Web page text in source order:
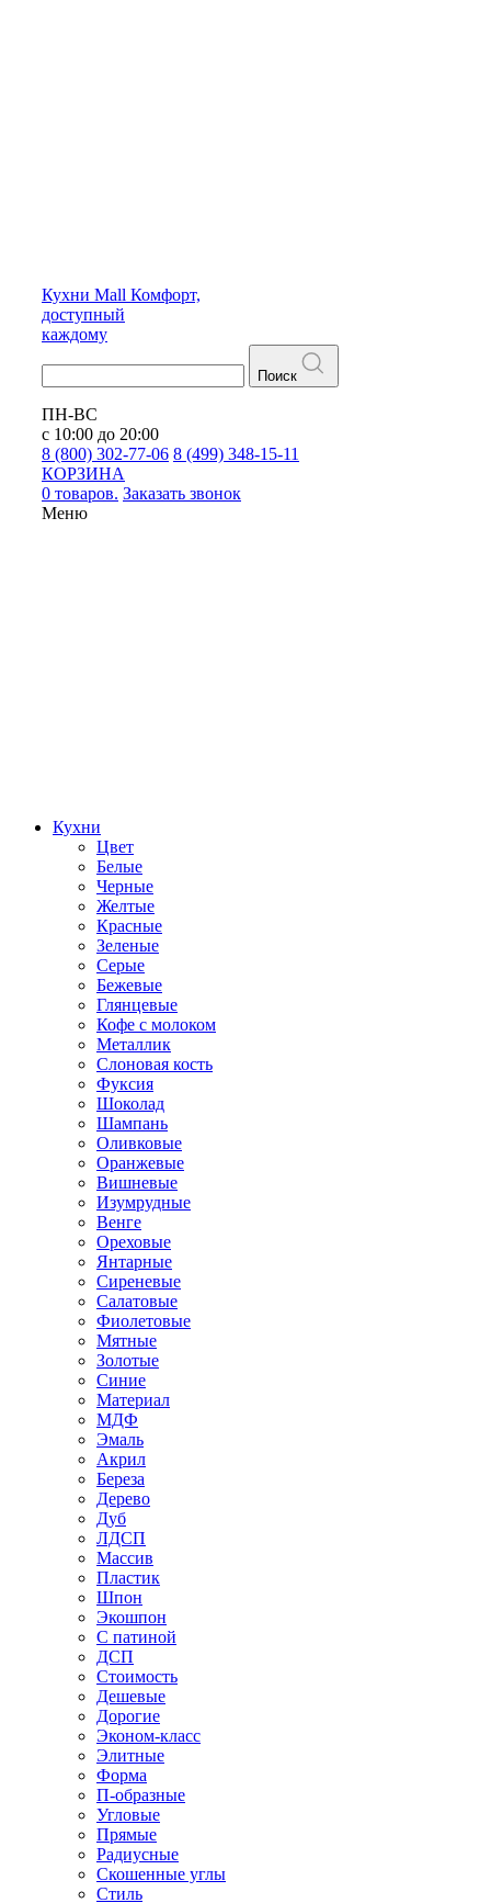
Кухни Mall Комфорт,
доступный
каждому
Поиск
ПН-ВС
с 10:00 до 20:00
8 (800) 302-77-06 8 (499) 348-15-11
КОРЗИНА
0 товаров. Заказать звонок
Меню
Кухни
Цвет
Белые
Черные
Желтые
Красные
Зеленые
Серые
Бежевые
Глянцевые
Кофе с молоком
Металлик
Слоновая кость
Фуксия
Шоколад
Шампань
Оливковые
Оранжевые
Вишневые
Изумрудные
Венге
Ореховые
Янтарные
Сиреневые
Салатовые
Фиолетовые
Мятные
Золотые
Синие
Материал
МДФ
Эмаль
Акрил
Береза
Дерево
Дуб
ЛДСП
Массив
Пластик
Шпон
Экошпон
С патиной
ДСП
Стоимость
Дешевые
Дорогие
Эконом-класс
Элитные
Форма
П-образные
Угловые
Прямые
Радиусные
Скошенные углы
Стиль